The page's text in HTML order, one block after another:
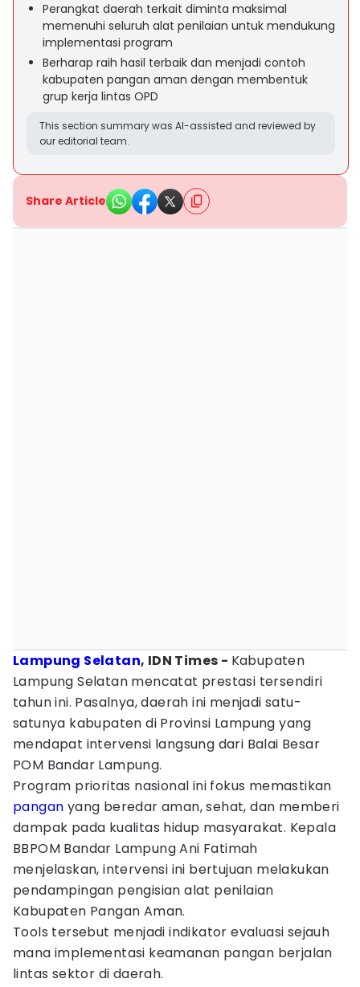
Perangkat daerah terkait diminta maksimal
memenuhi seluruh alat penilaian untuk mendukung
implementasi program
Berharap raih hasil terbaik dan menjadi contoh
kabupaten pangan aman dengan membentuk
grup kerja lintas OPD
This section summary was AI-assisted and reviewed by
our editorial team.
Share Article
Lampung Selatan, IDN Times - Kabupaten
Lampung Selatan mencatat prestasi tersendiri
tahun ini. Pasalnya, daerah ini menjadi satu-
satunya kabupaten di Provinsi Lampung yang
mendapat intervensi langsung dari Balai Besar
POM Bandar Lampung.
Program prioritas nasional ini fokus memastikan
pangan yang beredar aman, sehat, dan memberi
dampak pada kualitas hidup masyarakat. Kepala
BBPOM Bandar Lampung Ani Fatimah
menjelaskan, intervensi ini bertujuan melakukan
pendampingan pengisian alat penilaian
Kabupaten Pangan Aman.
Tools tersebut menjadi indikator evaluasi sejauh
mana implementasi keamanan pangan berjalan
lintas sektor di daerah.